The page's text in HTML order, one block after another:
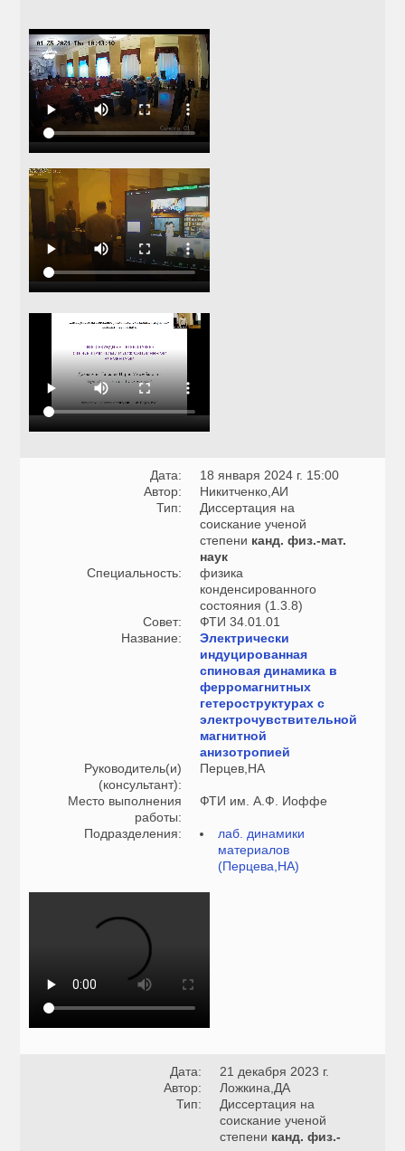
Дата:
18 января 2024 г. 15:00
Автор:
Никитченко,АИ
Тип:
Диссертация на
соискание ученой
степени канд. физ.-мат.
наук
Специальность:
физика
конденсированного
состояния (1.3.8)
Совет:
ФТИ 34.01.01
Название:
Электрически
индуцированная
спиновая динамика в
ферромагнитных
гетероструктурах с
электрочувствительной
магнитной
анизотропией
Руководитель(и)
(консультант):
Перцев,НА
Место выполнения
работы:
ФТИ им. А.Ф. Иоффе
Подразделения:
лаб. динамики
материалов
(Перцева,НА)
Дата:
21 декабря 2023 г.
Автор:
Ложкина,ДА
Тип:
Диссертация на
соискание ученой
степени канд. физ.-